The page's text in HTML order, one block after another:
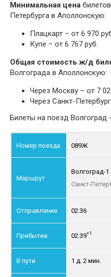
Минимальная цена
Петербурга в Аполлонскую:
Плацкарт – от 6 970
Купе – от 6 767 руб.
Общая стоимость ж/д
Волгограда в Аполлонскую:
Через Москву – от 7
Через Санкт-
Билеты на поезд Волгоград
089Ж
Волгоград-1
Санкт-
02:36
02:39+1
1 д. 2 мин.